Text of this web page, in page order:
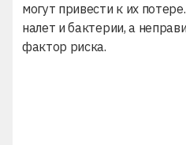
могут привести к их
налет и бактерии, а
фактор риска.